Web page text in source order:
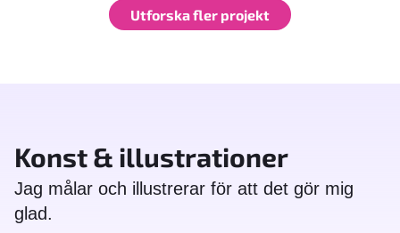
Utforska fler projekt
Konst & illustrationer
Jag målar och illustrerar för att det gör mig
glad.